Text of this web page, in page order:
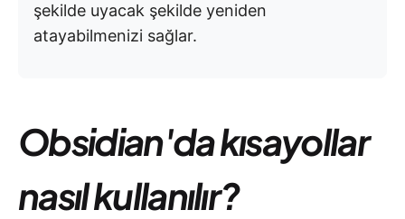
şekilde uyacak şekilde yeniden
atayabilmenizi sağlar.
Obsidian'da kısayollar
nasıl kullanılır?